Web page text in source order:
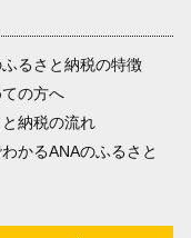
るさと納税の特徴
の方へ
納税の流れ
かるANAのふるさと